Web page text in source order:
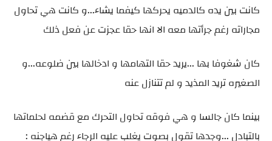
كانت بين يده كالدميه يحركها كيفما يشاء...و كانت هي تحاول
مجاراته رغم جرأتها معه الا انها حقا عجزت عن فعل ذلك
كان شغوفا بها ...يريد حقا التهامها و ادخالها بين ضلوعه...و
الصغيره تريد المذيد و لم تتنازل عنه
بينما كان جالسا و هي فوقه تحاول التحرك مع قضمه لحلماتها
بالتبادل ...وجدها تقول بصوت يغلب عليه الرجاء رغم هياجنه :